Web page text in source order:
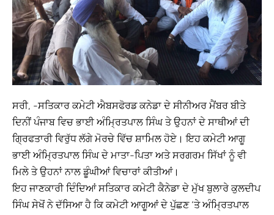
ਸਰੀ, -ਸਤਿਕਾਰ ਕਮੇਟੀ ਐਬਸਫੋਰਡ ਕਨੇਡਾ ਦੇ ਸੀਨੀਅਰ ਮੈਂਬਰ ਬੀਤੇ
ਦਿਨੀਂ ਪੰਜਾਬ ਵਿਚ ਭਾਈ ਅੰਮ੍ਰਿਤਪਾਲ ਸਿੰਘ ਤੇ ਉਹਨਾਂ ਦੇ ਸਾਥੀਆਂ ਦੀ
ਗ੍ਰਿਫਤਾਰੀ ਵਿਰੁੱਧ ਲੱਗੇ ਮੋਰਚੇ ਵਿੱਚ ਸ਼ਾਮਿਲ ਹੋਏ। ਇਹ ਕਮੇਟੀ ਆਗੂ
ਭਾਈ ਅੰਮ੍ਰਿਤਪਾਲ ਸਿੰਘ ਦੇ ਮਾਤਾ-ਪਿਤਾ ਅਤੇ ਸਰਗਰਮ ਸਿੱਖਾਂ ਨੂੰ ਵੀ
ਮਿਲੇ ਤੇ ਉਹਨਾਂ ਨਾਲ ਡੂੰਘੀਆਂ ਵਿਚਾਰਾਂ ਕੀਤੀਆਂ।
ਇਹ ਜਾਣਕਾਰੀ ਦਿੰਦਿਆਂ ਸਤਿਕਾਰ ਕਮੇਟੀ ਕੈਨੇਡਾ ਦੇ ਮੁੱਖ ਬੁਲਾਰੇ ਕੁਲਦੀਪ
ਸਿੰਘ ਸੇਖੋਂ ਨੇ ਦੱਸਿਆ ਹੈ ਕਿ ਕਮੇਟੀ ਆਗੂਆਂ ਦੇ ਪੁੱਛਣ ‘ਤੇ ਅੰਮ੍ਰਿਤਪਾਲ